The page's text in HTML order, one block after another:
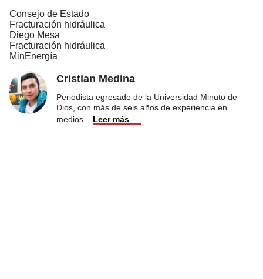
Consejo de Estado
Fracturación hidráulica
Diego Mesa
Fracturación hidráulica
MinEnergía
Cristian Medina
Periodista egresado de la Universidad Minuto de
Dios, con más de seis años de experiencia en
medios
Leer más